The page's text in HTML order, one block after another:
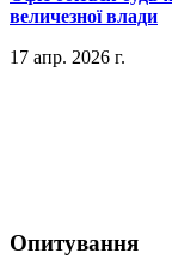
величезної влади
17 апр. 2026 г.
Опитування